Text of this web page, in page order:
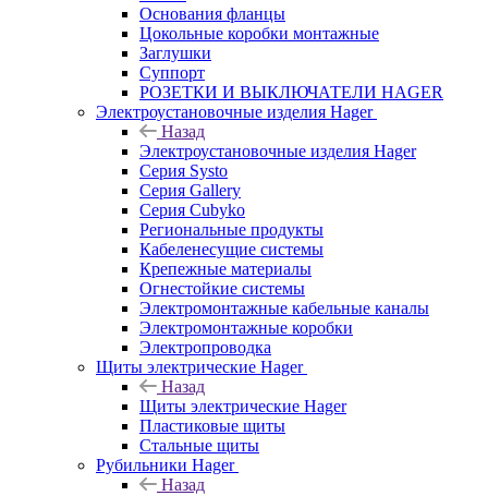
Основания фланцы
Цокольные коробки монтажные
Заглушки
Суппорт
РОЗЕТКИ И ВЫКЛЮЧАТЕЛИ HAGER
Электроустановочные изделия Hager
Назад
Электроустановочные изделия Hager
Серия Systo
Серия Gallery
Серия Cubyko
Региональные продукты
Кабеленесущие системы
Крепежные материалы
Огнестойкие системы
Электромонтажные кабельные каналы
Электромонтажные коробки
Электропроводка
Щиты электрические Hager
Назад
Щиты электрические Hager
Пластиковые щиты
Стальные щиты
Рубильники Hager
Назад